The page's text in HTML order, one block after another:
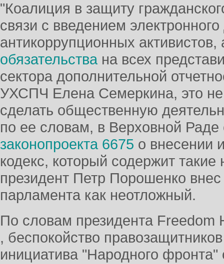
"Коалиция в защиту
связи с введением
антикоррупционных
обязательства на всех
сектора дополнительной
УХСПЧ Елена Семеркина, это не
сделать общественную
по ее словам, в Верховной
законопроекта 6675 о внесении
кодекс, который содержит
президент Петр Порошенко
парламента как неотложный.
По словам президента
, беспокойство
инициатива "Народного фронта"